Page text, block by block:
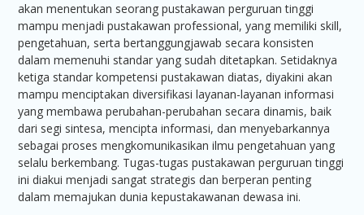
akan menentukan seorang pustakawan perguruan tinggi
mampu menjadi pustakawan professional, yang memiliki skill,
pengetahuan, serta bertanggungjawab secara konsisten
dalam memenuhi standar yang sudah ditetapkan. Setidaknya
ketiga standar kompetensi pustakawan diatas, diyakini akan
mampu menciptakan diversifikasi layanan-layanan informasi
yang membawa perubahan-perubahan secara dinamis, baik
dari segi sintesa, mencipta informasi, dan menyebarkannya
sebagai proses mengkomunikasikan ilmu pengetahuan yang
selalu berkembang. Tugas-tugas pustakawan perguruan tinggi
ini diakui menjadi sangat strategis dan berperan penting
dalam memajukan dunia kepustakawanan dewasa ini.